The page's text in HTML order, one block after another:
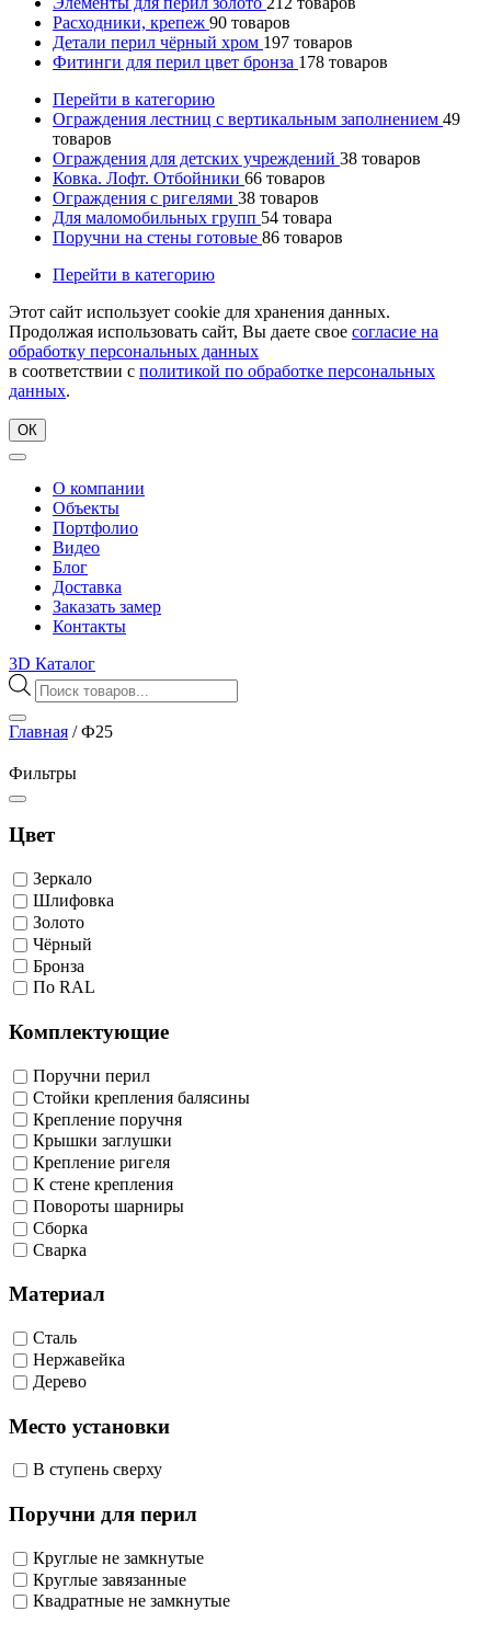
Расходники, крепеж 90 товаров
Детали перил чёрный хром 197 товаров
Фитинги для перил цвет бронза 178 товаров
Перейти в категорию
Ограждения лестниц с вертикальным заполнением 49
товаров
Ограждения для детских учреждений 38 товаров
Ковка. Лофт. Отбойники 66 товаров
Ограждения с ригелями 38 товаров
Для маломобильных групп 54 товара
Поручни на стены готовые 86 товаров
Перейти в категорию
Этот сайт использует cookie для хранения данных.
Продолжая использовать сайт, Вы даете свое согласие на
обработку персональных данных
в соответствии с политикой по обработке персональных
данных.
ОК
О компании
Объекты
Портфолио
Видео
Блог
Доставка
Заказать замер
Контакты
3D Каталог
Поиск
товаров
Главная /Ф25
Фильтры
Цвет
Зеркало
Шлифовка
Золото
Чёрный
Бронза
По RAL
Комплектующие
Поручни перил
Стойки крепления балясины
Крепление поручня
Крышки заглушки
Крепление ригеля
К стене крепления
Повороты шарниры
Сборка
Сварка
Материал
Сталь
Нержавейка
Дерево
Место установки
В ступень сверху
Поручни для перил
Круглые не замкнутые
Круглые завязанные
Квадратные не замкнутые